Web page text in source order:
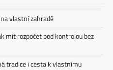
vlastní zahradě
mít rozpočet pod kontrolou bez
tradice i cesta k vlastnímu